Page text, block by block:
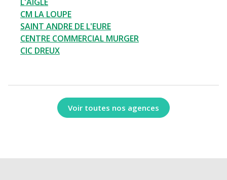
CM LA LOUPE
SAINT ANDRE DE L'EURE
CENTRE COMMERCIAL MURGER
CIC DREUX
Voir toutes nos agences